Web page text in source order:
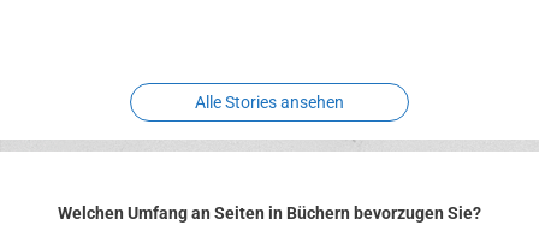
Alle Stories ansehen
Welchen Umfang an Seiten in Büchern bevorzugen Sie?